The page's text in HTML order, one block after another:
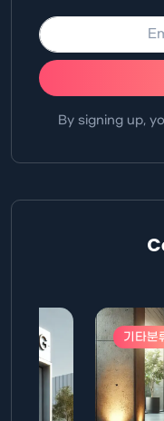
By signing up,
기타분